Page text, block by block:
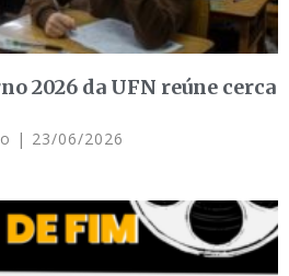
2026 da UFN reúne cerca
23/06/2026